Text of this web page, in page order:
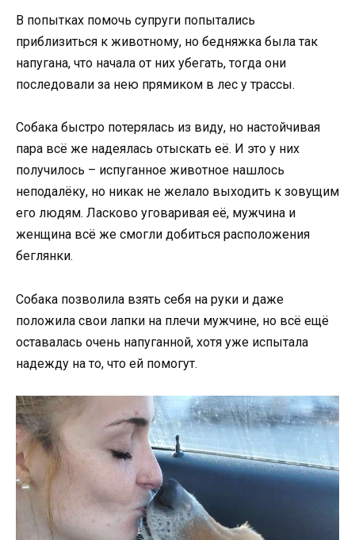
В попытках помочь супруги попытались
приблизиться к животному, но бедняжка была так
напугана, что начала от них убегать, тогда они
последовали за нею прямиком в лес у трассы.
Собака быстро потерялась из виду, но настойчивая
пара всё же надеялась отыскать её. И это у них
получилось – испуганное животное нашлось
неподалёку, но никак не желало выходить к зовущим
его людям. Ласково уговаривая её, мужчина и
женщина всё же смогли добиться расположения
беглянки.
Собака позволила взять себя на руки и даже
положила свои лапки на плечи мужчине, но всё ещё
оставалась очень напуганной, хотя уже испытала
надежду на то, что ей помогут.